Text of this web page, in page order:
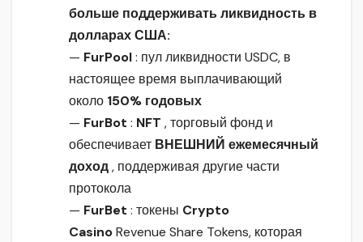
больше поддерживать ликвидность в
долларах США:
— FurPool: пул ликвидности USDC, в
настоящее время выплачивающий
около 150% годовых
— FurBot : NFT , торговый фонд и
обеспечивает ВНЕШНИЙ ежемесячный
доход, поддерживая другие части
протокола
— FurBet : токены Crypto
CasinoRevenue Share Tokens, которая